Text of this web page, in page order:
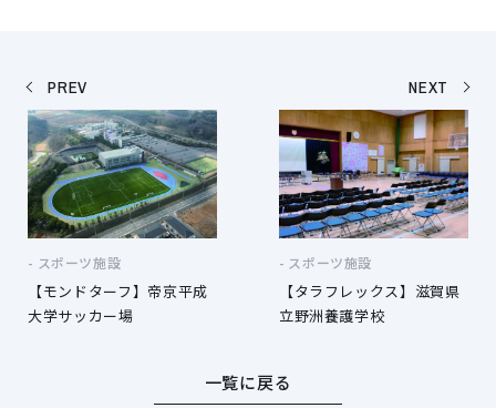
PREV
スポーツ施設
【モンドターフ】帝京平成
大学サッカー場
NEXT
スポーツ施設
【タラフレックス】滋賀県
立野洲養護学校
一覧に戻る